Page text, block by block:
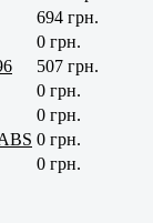
694 грн.
0 грн.
507 грн.
0 грн.
0 грн.
0 грн.
0 грн.